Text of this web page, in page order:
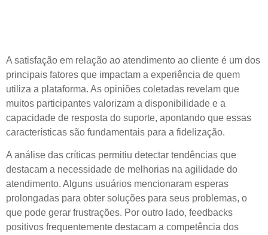
A satisfação em relação ao atendimento ao cliente é um dos
principais fatores que impactam a experiência de quem
utiliza a plataforma. As opiniões coletadas revelam que
muitos participantes valorizam a disponibilidade e a
capacidade de resposta do suporte, apontando que essas
características são fundamentais para a fidelização.
A análise das críticas permitiu detectar tendências que
destacam a necessidade de melhorias na agilidade do
atendimento. Alguns usuários mencionaram esperas
prolongadas para obter soluções para seus problemas, o
que pode gerar frustrações. Por outro lado, feedbacks
positivos frequentemente destacam a competência dos